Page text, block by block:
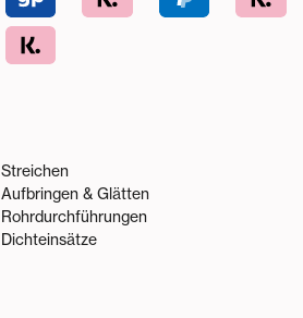
Streichen
Aufbringen & Glätten
Rohrdurchführungen
Dichteinsätze